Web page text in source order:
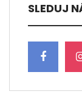
SLEDUJ